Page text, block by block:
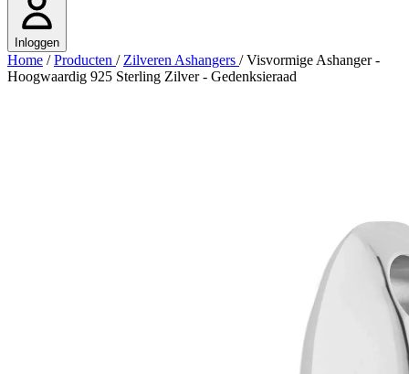
Inloggen
Home / Producten / Zilveren Ashangers / Visvormige Ashanger -
Hoogwaardig 925 Sterling Zilver - Gedenksieraad